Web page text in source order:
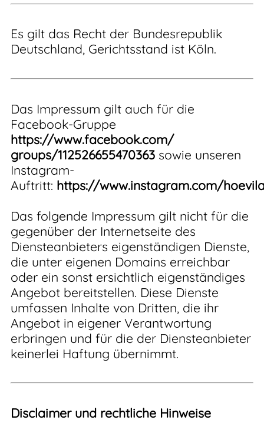
Es gilt das Recht der Bundesrepublik
Deutschland, Gerichtsstand ist Köln.
Das Impressum gilt auch für die
Facebook-Gruppe
https://www.facebook.com/
groups/112526655470363 sowie unseren
Instagram-
Auftritt: https://www.instagram.com/
Das folgende Impressum gilt nicht für die
gegenüber der Internetseite des
Diensteanbieters eigenständigen Dienste,
die unter eigenen Domains erreichbar
oder ein sonst ersichtlich eigenständiges
Angebot bereitstellen. Diese Dienste
umfassen Inhalte von Dritten, die ihr
Angebot in eigener Verantwortung
erbringen und für die der Diensteanbieter
keinerlei Haftung übernimmt.
Disclaimer und rechtliche Hinweise